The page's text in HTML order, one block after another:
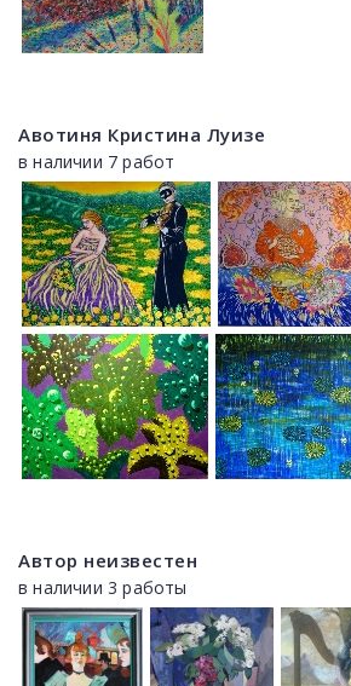
Авотиня Кристина Луизе
в наличии 7 работ
Автор неизвестен
в наличии 3 работы